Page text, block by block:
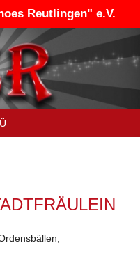
Reutlingen" e.V.